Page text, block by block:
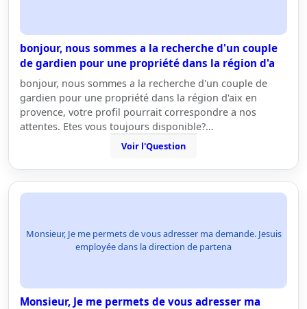
bonjour, nous sommes a la recherche d'un couple
de gardien pour une propriété dans la région d'a
bonjour, nous sommes a la recherche d'un couple de
gardien pour une propriété dans la région d'aix en
provence, votre profil pourrait correspondre a nos
attentes. Etes vous toujours disponible?…
Voir l'Question
Monsieur, Je me permets de vous adresser ma demande. Jesuis
employée dans la direction de partena
Monsieur, Je me permets de vous adresser ma